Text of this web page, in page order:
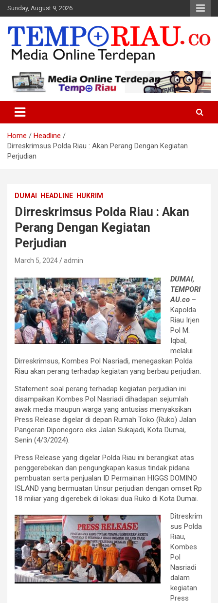
Skip
to
content
Sunday, August 9, 2026
Tempo Riau
Home
Headline
Dirreskrimsus Polda Riau : Akan Perang Dengan Kegiatan
Perjudian
DUMAI HEADLINE HUKRIM
Dirreskrimsus Polda Riau : Akan
Perang Dengan Kegiatan
Perjudian
March 5, 2024 admin
DUMAI,
TEMPORI
AU.co –
Kapolda
Riau Irjen
Pol M.
Iqbal,
melalui
Dirreskrimsus, Kombes Pol Nasriadi, menegaskan Polda
Riau akan perang terhadap kegiatan yang berbau perjudian.
Statement soal perang terhadap kegiatan perjudian ini
disampaikan Kombes Pol Nasriadi dihadapan sejumlah
awak media maupun warga yang antusias menyaksikan
Press Release digelar di depan Rumah Toko (Ruko) Jalan
Pangeran Diponegoro eks Jalan Sukajadi, Kota Dumai,
Senin (4/3/2024).
Press Release yang digelar Polda Riau ini berangkat atas
penggerebekan dan pengungkapan kasus tindak pidana
pembuatan serta penjualan ID Permainan HIGGS DOMINO
ISLAND yang bermuatan Unsur perjudian dengan omset Rp
18 miliar yang digerebek di lokasi dua Ruko di Kota Dumai.
Ditreskrim
sus Polda
Riau,
Kombes
Pol
Nasriadi
dalam
kegiatan
Press